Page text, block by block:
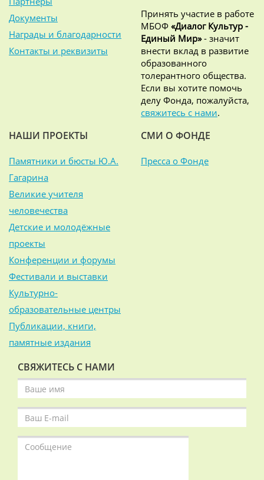
Документы
Награды и благодарности
Контакты и реквизиты
Принять участие в работе
МБОФ «Диалог Культур -
Единый Мир»- значит
внести вклад в развитие
образованного
толерантного общества.
Если вы хотите помочь
делу Фонда, пожалуйста,
свяжитесь с нами.
НАШИ ПРОЕКТЫ
Памятники и бюсты Ю.А.
Гагарина
Великие учителя
человечества
Детские и молодёжные
проекты
Конференции и форумы
Фестивали и выставки
Культурно-
образовательные центры
Публикации, книги,
памятные издания
СМИ О ФОНДЕ
Пресса о Фонде
СВЯЖИТЕСЬ С НАМИ